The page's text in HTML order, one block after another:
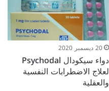
20 ديسمبر 2020
دواء سيكودال Psychodal
لعلاج الاضطرابات النفسية
والعقلية